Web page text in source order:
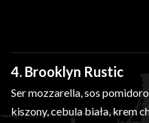
4. Brooklyn Rustic
Ser mozzarella, sos
kiszony, cebula biała, krem